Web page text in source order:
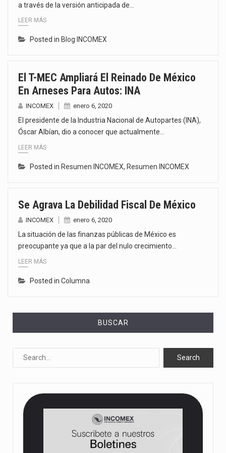
a través de la versión anticipada de…
LEER MÁS
Posted in Blog INCOMEX
El T-MEC Ampliará El Reinado De México
En Arneses Para Autos: INA
INCOMEX enero 6, 2020
El presidente de la Industria Nacional de Autopartes (INA),
Óscar Albían, dio a conocer que actualmente…
LEER MÁS
Posted in Resumen INCOMEX, Resumen INCOMEX
Se Agrava La Debilidad Fiscal De México
INCOMEX enero 6, 2020
La situación de las finanzas públicas de México es
preocupante ya que a la par del nulo crecimiento…
LEER MÁS
Posted in Columna
BUSCAR